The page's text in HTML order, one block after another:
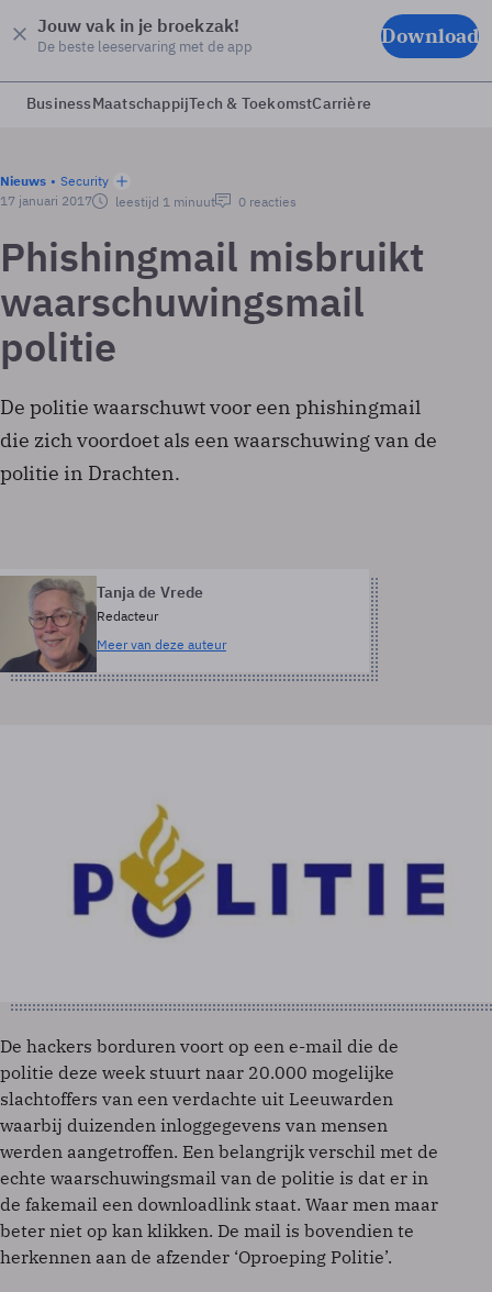
Jouw vak in je broekzak!
De beste leeservaring met de app Download
BusinessMaatschappijTech & ToekomstCarrière
Nieuws
Security
17 januari 2017
leestijd 1 minuut 0 reacties
Phishingmail misbruikt
waarschuwingsmail
politie
De politie waarschuwt voor een phishingmail
die zich voordoet als een waarschuwing van de
politie in Drachten.
Tanja de Vrede
Redacteur
Meer van deze auteur
De hackers borduren voort op een e-mail die de
politie deze week stuurt naar 20.000 mogelijke
slachtoffers van een verdachte uit Leeuwarden
waarbij duizenden inloggegevens van mensen
werden aangetroffen. Een belangrijk verschil met de
echte waarschuwingsmail van de politie is dat er in
de fakemail een downloadlink staat. Waar men maar
beter niet op kan klikken. De mail is bovendien te
herkennen aan de afzender ‘Oproeping Politie’.